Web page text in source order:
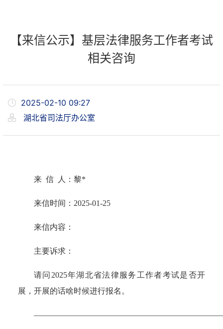
【来信公示】基层法律服务工作者考试
相关咨询
2025-02-10 09:27
湖北省司法厅办公室
来 信 人：黎*
来信时间： 2025-01-25
来信内容：
主要诉求：
请问2025年湖北省法律服务工作者考试是否开
展，开展的话啥时候进行报名。